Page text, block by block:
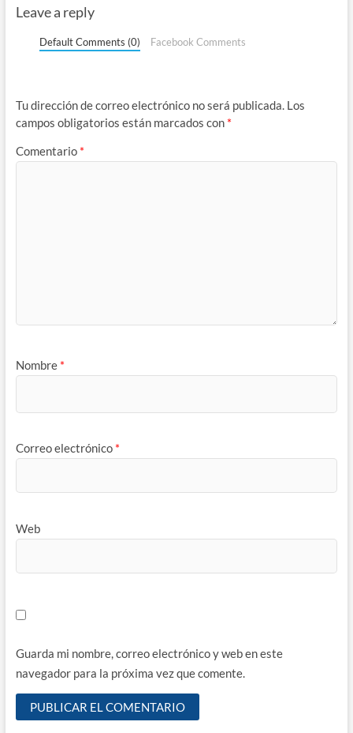
Leave a reply
Default Comments (0) Facebook Comments
Tu dirección de correo electrónico no será publicada. Los
campos obligatorios están marcados con *
Comentario *
Nombre *
Correo electrónico *
Web
Guarda mi nombre, correo electrónico y web en este
navegador para la próxima vez que comente.